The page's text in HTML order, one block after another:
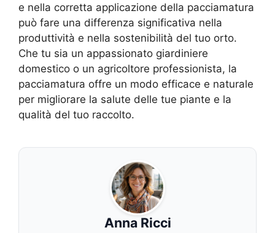
e nella corretta applicazione della pacciamatura
può fare una differenza significativa nella
produttività e nella sostenibilità del tuo orto.
Che tu sia un appassionato giardiniere
domestico o un agricoltore professionista, la
pacciamatura offre un modo efficace e naturale
per migliorare la salute delle tue piante e la
qualità del tuo raccolto.
Anna Ricci